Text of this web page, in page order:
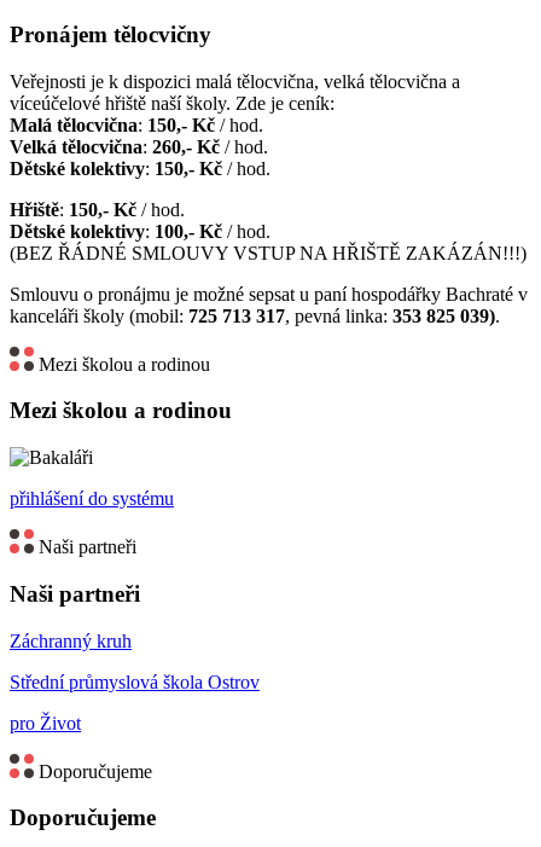
Pronájem tělocvičny
Veřejnosti je k dispozici malá tělocvična, velká tělocvična a
víceúčelové hřiště naší školy. Zde je ceník:
Malá tělocvična: 150,- Kč / hod.
Velká tělocvična: 260,- Kč / hod.
Dětské kolektivy: 150,- Kč / hod.
Hřiště: 150,- Kč / hod.
Dětské kolektivy: 100,- Kč / hod.
(BEZ ŘÁDNÉ SMLOUVY VSTUP NA HŘIŠTĚ ZAKÁZÁN!!!)
Smlouvu o pronájmu je možné sepsat u paní hospodářky Bachraté v
kanceláři školy (mobil: 725 713 317, pevná linka: 353 825 039).
Mezi školou a rodinou
Mezi školou a rodinou
přihlášení do systému
Naši partneři
Naši partneři
Záchranný kruh
Střední průmyslová škola Ostrov
pro Život
Doporučujeme
Doporučujeme